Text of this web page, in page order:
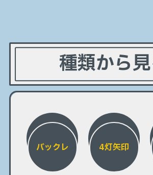
種類から
バックレ 4灯矢印